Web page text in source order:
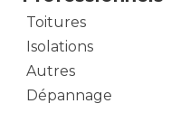
Toitures
Isolations
Autres
Dépannage